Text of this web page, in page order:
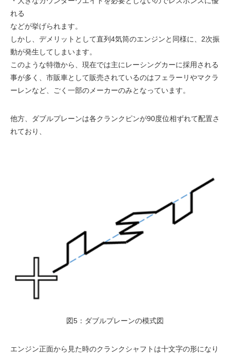
れる
などが挙げられます。
しかし、デメリットとして直列4気筒のエンジンと同様に、2次振
動が発生してしまいます。
このような特徴から、現在では主にレーシングカーに採用される
事が多く、市販車として販売されているのはフェラーリやマクラ
ーレンなど、ごく一部のメーカーのみとなっています。
他方、ダブルプレーンは各クランクピンが90度位相ずれて配置さ
れており、
図5：ダブルプレーンの模式図
エンジン正面から見た時のクランクシャフトは十文字の形になり